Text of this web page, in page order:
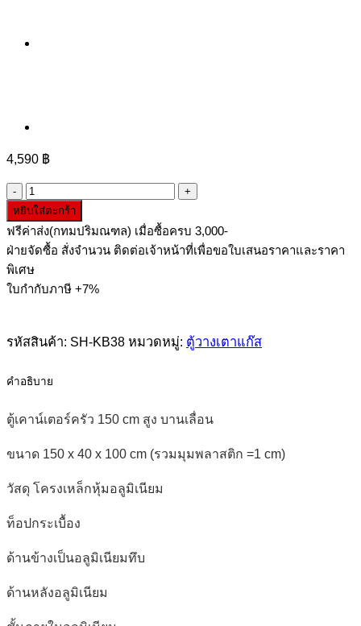
4,590 ฿
จำนวน
ตู้
เคาน์เตอร์
ครัว
150
cm
เลื่อน
หยิบใส่ตะกร้า
ฟรีค่าส่ง(กทมปริมณฑล) เมื่อซื้อครบ 3,000-
ฝ่ายจัดซื้อ สั่งจำนวน ติดต่อเจ้าหน้าที่เพื่อขอใบเสนอราคาและราคา
พิเศษ
ใบกำกับภาษี +7%
รหัสสินค้า: SH-KB38 หมวดหมู่: ตู้วางเตาแก๊ส
คำอธิบาย
ตู้เคาน์เตอร์ครัว 150 cm สูง บานเลื่อน
ขนาด 150 x 40 x 100 cm (รวมมุมพลาสติก =1 cm)
วัสดุ โครงเหล็กหุ้มอลูมิเนียม
ท็อปกระเบื้อง
ด้านข้างเป็นอลูมิเนียมทึบ
ด้านหลังอลูมิเนียม